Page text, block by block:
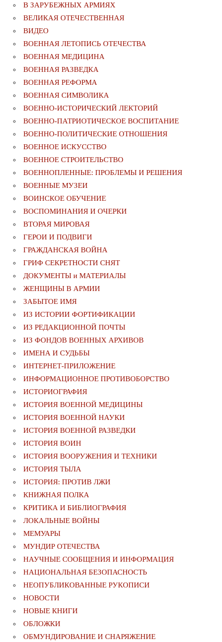
В ЗАРУБЕЖНЫХ АРМИЯХ
ВЕЛИКАЯ ОТЕЧЕСТВЕННАЯ
ВИДЕО
ВОЕННАЯ ЛЕТОПИСЬ ОТЕЧЕСТВА
ВОЕННАЯ МЕДИЦИНА
ВОЕННАЯ РАЗВЕДКА
ВОЕННАЯ РЕФОРМА
ВОЕННАЯ СИМВОЛИКА
ВОЕННО-ИСТОРИЧЕСКИЙ ЛЕКТОРИЙ
ВОЕННО-ПАТРИОТИЧЕСКОЕ ВОСПИТАНИЕ
ВОЕННО-ПОЛИТИЧЕСКИE ОТНОШЕНИЯ
ВОЕННОЕ ИСКУССТВО
ВОЕННОЕ СТРОИТЕЛЬСТВО
ВОЕННОПЛЕННЫЕ: ПРОБЛЕМЫ И РЕШЕНИЯ
ВОЕННЫЕ МУЗЕИ
ВОИНСКОЕ ОБУЧЕНИЕ
ВОСПОМИНАНИЯ И ОЧЕРКИ
ВТОРАЯ МИРОВАЯ
ГЕРОИ И ПОДВИГИ
ГРАЖДАНСКАЯ ВОЙНА
ГРИФ СЕКРЕТНОСТИ СНЯТ
ДОКУМЕНТЫ и МАТЕРИАЛЫ
ЖЕНЩИНЫ В АРМИИ
ЗАБЫТОЕ ИМЯ
ИЗ ИСТОРИИ ФОРТИФИКАЦИИ
ИЗ РЕДАКЦИОННОЙ ПОЧТЫ
ИЗ ФОНДОВ ВОЕННЫХ АРХИВОВ
ИМЕНА И СУДЬБЫ
ИНТЕРНЕТ-ПРИЛОЖЕНИЕ
ИНФОРМАЦИОННОЕ ПРОТИВОБОРСТВО
ИСТОРИОГРАФИЯ
ИСТОРИЯ ВОЕННОЙ МЕДИЦИНЫ
ИСТОРИЯ ВОЕННОЙ НАУКИ
ИСТОРИЯ ВОЕННОЙ РАЗВЕДКИ
ИСТОРИЯ ВОИН
ИСТОРИЯ ВООРУЖЕНИЯ И ТЕХНИКИ
ИСТОРИЯ ТЫЛА
ИСТОРИЯ: ПРОТИВ ЛЖИ
КНИЖНАЯ ПОЛКА
КРИТИКА И БИБЛИОГРАФИЯ
ЛОКАЛЬНЫЕ ВОЙНЫ
МЕМУАРЫ
МУНДИР ОТЕЧЕСТВА
НАУЧНЫЕ СООБЩЕНИЯ И ИНФОРМАЦИЯ
НАЦИОНАЛЬНАЯ БЕЗОПАСНОСТЬ
НЕОПУБЛИКОВАННЫЕ РУКОПИСИ
НОВОСТИ
НОВЫЕ КНИГИ
ОБЛОЖКИ
ОБМУНДИРОВАНИЕ И СНАРЯЖЕНИЕ